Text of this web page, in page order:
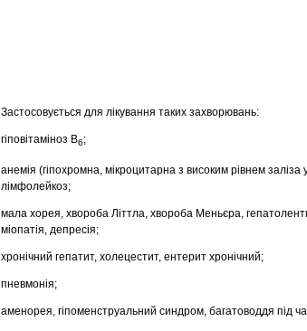
Застосовується для лікування таких захворювань:
гіповітаміноз В6;
анемія (гіпохромна, мікроцитарна з високим рівнем
лімфолейкоз;
мала хорея, хвороба Літтла, хвороба Меньєра,
міопатія, депресія;
хронічний гепатит, холецестит, ентерит хронічний;
пневмонія;
аменорея, гіпоменструальний синдром, багатоводдя під час